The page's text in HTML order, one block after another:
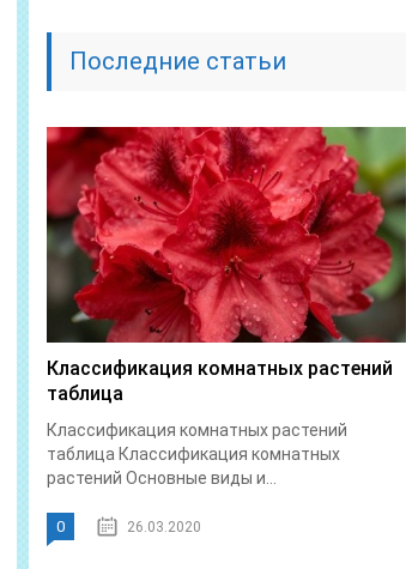
Последние статьи
Классификация комнатных растений
таблица
Классификация комнатных растений
таблица Классификация комнатных
растений Основные виды и...
0 26.03.2020